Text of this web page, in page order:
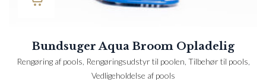
Bundsuger Aqua Broom Opladelig
Rengøring af pools Rengøringsudstyr til poolen Tilbehør til pools
Vedligeholdelse af pools